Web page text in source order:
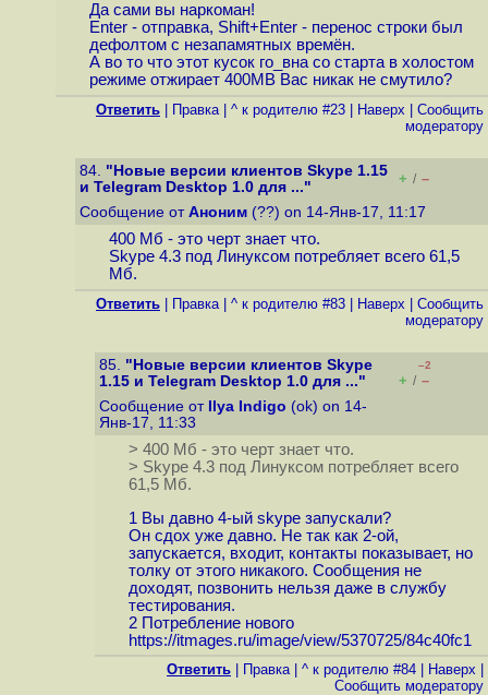
Да сами вы наркоман!
Enter - отправка, Shift+Enter - перенос строки был
дефолтом с незапамятных времён.
А во то что этот кусок го_вна со старта в холостом
режиме отжирает 400MB Вас никак не смутило?
Ответить Правка| ^ к родителю #23 Наверх
Cообщить
модератору
84. "Новые версии клиентов Skype 1.15
и Telegram Desktop 1.0 для ..."
+ / –
Сообщение от Аноним (??) on 14-Янв-17, 11:17
400 Мб - это черт знает что.
Skype 4.3 под Линуксом потребляет всего 61,5
Мб.
Ответить Правка| ^ к родителю #83 Наверх
Cообщить
модератору
85. "Новые версии клиентов Skype
1.15 и Telegram Desktop 1.0 для ..."
–2
+ / –
Сообщение от
Ilya Indigo (ok) on 14-
Янв-17, 11:33
> 400 Мб - это черт знает что.
> Skype 4.3 под Линуксом потребляет всего
61,5 Мб.
1 Вы давно 4-ый skype запускали?
Он сдох уже давно. Не так как 2-ой,
запускается, входит, контакты показывает, но
толку от этого никакого. Сообщения не
доходят, позвонить нельзя даже в службу
тестирования.
2 Потребление нового
https://itmages.ru/image/view/5370725/84c40fc1
Ответить Правка| ^ к родителю #84 Наверх
Cообщить модератору